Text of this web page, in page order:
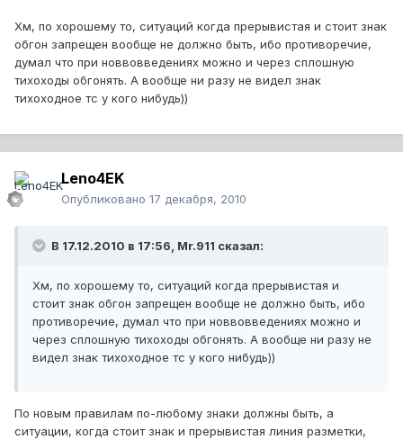
Хм, по хорошему то, ситуаций когда прерывистая и стоит знак
обгон запрещен вообще не должно быть, ибо противоречие,
думал что при новвовведениях можно и через сплошную
тихоходы обгонять. А вообще ни разу не видел знак
тихоходное тс у кого нибудь))
Leno4EK
Опубликовано 17 декабря, 2010
В 17.12.2010 в 17:56, Mr.911 сказал:
Хм, по хорошему то, ситуаций когда прерывистая и
стоит знак обгон запрещен вообще не должно быть, ибо
противоречие, думал что при новвовведениях можно и
через сплошную тихоходы обгонять. А вообще ни разу не
видел знак тихоходное тс у кого нибудь))
По новым правилам по-любому знаки должны быть, а
ситуации, когда стоит знак и прерывистая линия разметки,